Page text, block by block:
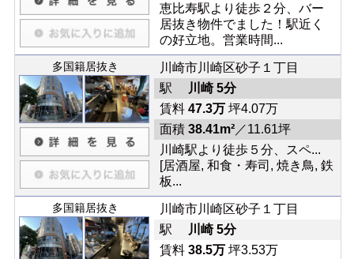
恵比寿駅より徒歩２分、バー
居抜き物件でました！駅近く
の好立地。営業時間...
多国籍居抜き
川崎市川崎区砂子１丁目
駅
川崎 5分
賃料 47.3万坪4.07万
面積 38.41m²／11.61坪
川崎駅より徒歩５分、スペ...
[居酒屋, 和食・寿司, 焼き鳥, 鉄
板...
多国籍居抜き
川崎市川崎区砂子１丁目
駅
川崎 5分
賃料 38.5万坪3.53万